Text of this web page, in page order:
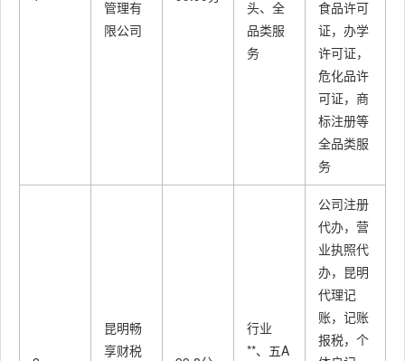
管理有
限公司
头、全
品类服
务
食品许可
证，办学
许可证，
危化品许
可证，商
标注册等
全品类服
务
昆明畅
享财税
行业
**、五A
公司注册
代办，营
业执照代
办，昆明
代理记
账，记账
报税，个